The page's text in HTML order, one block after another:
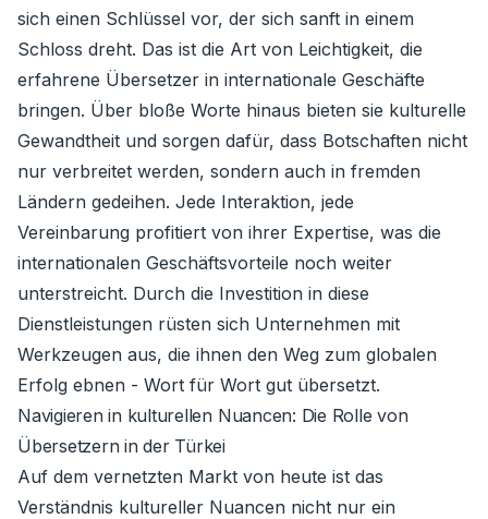
sich einen Schlüssel vor, der sich sanft in einem
Schloss dreht. Das ist die Art von Leichtigkeit, die
erfahrene Übersetzer in internationale Geschäfte
bringen. Über bloße Worte hinaus bieten sie kulturelle
Gewandtheit und sorgen dafür, dass Botschaften nicht
nur verbreitet werden, sondern auch in fremden
Ländern gedeihen. Jede Interaktion, jede
Vereinbarung profitiert von ihrer Expertise, was die
internationalen Geschäftsvorteile noch weiter
unterstreicht. Durch die Investition in diese
Dienstleistungen rüsten sich Unternehmen mit
Werkzeugen aus, die ihnen den Weg zum globalen
Erfolg ebnen - Wort für Wort gut übersetzt.
Navigieren in kulturellen Nuancen: Die Rolle von
Übersetzern in der Türkei
Auf dem vernetzten Markt von heute ist das
Verständnis kultureller Nuancen nicht nur ein